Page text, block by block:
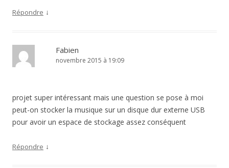
Répondre ↓
Fabien
novembre 2015 à 19:09
projet super intéressant mais une question se pose à moi
peut-on stocker la musique sur un disque dur externe USB
pour avoir un espace de stockage assez conséquent
Répondre ↓